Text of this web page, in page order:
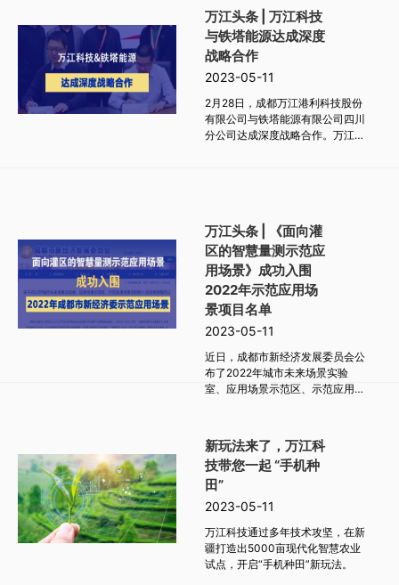
现有约600公里排水管网数据进行
检查、整理与入库，对不符合标准
要求的数据进行外业调查、核实。
2.对城市道路主次干道及建筑后退
道路红线范围内敷设新增约100多
管线（不含小区）进行普查、数据
入库。
的智慧量测示范应用场景》成功入
围示范应用场景名录。
万江头条 | 万江科技
与铁塔能源达成深度
战略合作
2023-05-11
2月28日，成都万江港利科技股份
有限公司与铁塔能源有限公司四川
分公司达成深度战略合作。万江科
万江头条 | 《面向灌
区的智慧量测示范应
用场景》成功入围
2022年示范应用场
景项目名单
2023-05-11
近日，成都市新经济发展委员会公
布了2022年城市未来场景实验
室、应用场景示范区、示范应用场
的智慧量测示范应用场景》成功入
围示范应用场景名录。
新玩法来了，万江科
技带您一起 “手机种
田”
2023-05-11
万江科技通过多年技术攻坚，在新
疆打造出5000亩现代化智慧农业
试点，开启“手机种田”新玩法。